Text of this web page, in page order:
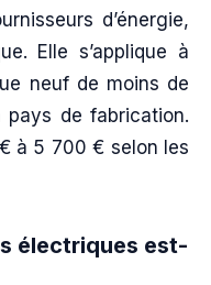
d’énergie,
Elle s’applique à
neuf de moins de
de fabrication.
à 5 700 € selon les
électriques est-